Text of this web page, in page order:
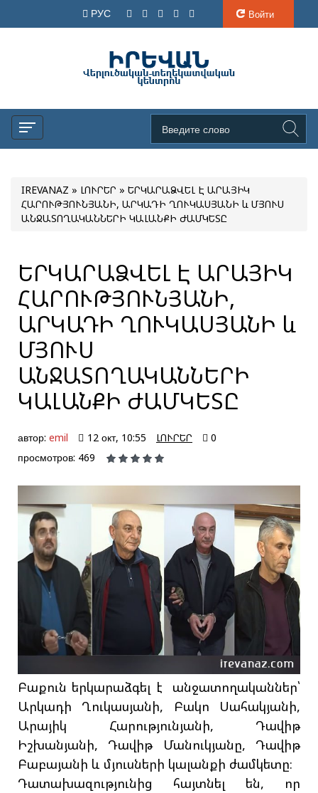
РУС Войти
IREVANAZ » ԼՈՒՐԵՐ » ԵՐԿԱՐԱՁՎԵԼ Է ԱՐԱՅԻԿ
ՀԱՐՈՒԹՅՈՒՆՅԱՆԻ, ԱՐԿԱԴԻ ՂՈՒԿԱՍՅԱՆԻ և ՄՅՈՒՍ
ԱՆՋԱՏՈՂԱԿԱՆՆԵՐԻ ԿԱԼԱՆՔԻ ԺԱՄԿԵՏԸ
ԵՐԿԱՐԱՁՎԵԼ Է ԱՐԱՅԻԿ
ՀԱՐՈՒԹՅՈՒՆՅԱՆԻ,
ԱՐԿԱԴԻ ՂՈՒԿԱՍՅԱՆԻ և
ՄՅՈՒՍ
ԱՆՋԱՏՈՂԱԿԱՆՆԵՐԻ
ԿԱԼԱՆՔԻ ԺԱՄԿԵՏԸ
автор: emil 12 окт, 10:55 ԼՈՒՐԵՐ
0
просмотров: 469
Բաքուն երկարաձգել է անջատողականներ՝
Արկադի Ղուկասյանի, Բակո Սահակյանի,
Արայիկ Հարությունյանի, Դավիթ
Իշխանյանի, Դավիթ Մանուկյանը, Դավիթ
Բաբայանի և մյուսների կալանքի ժամկետը։
Դատախազությունից հայտնել են, որ